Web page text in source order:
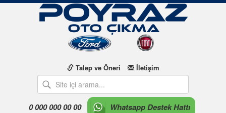
Talep ve Öneri İletişim
0 000 000 00 00 Whatsapp Destek Hattı